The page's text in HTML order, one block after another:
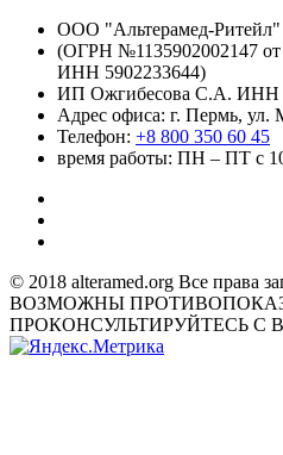
ООО "Альтерамед-Ритейл"
(ОГРН №1135902002147 от
ИНН 5902233644)
ИП Ожгибесова С.А. ИНН
Адрес офиса: г. Пермь, ул.
Телефон: +8 800 350 60 45
время работы: ПН – ПТ с
© 2018 alteramed.org Все права
ВОЗМОЖНЫ
ПРОКОНСУЛЬТИРУЙТЕСЬ С